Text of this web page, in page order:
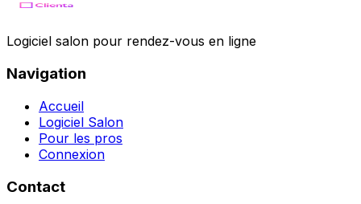
Logiciel salon pour rendez-vous en ligne
Navigation
Accueil
Logiciel Salon
Pour les pros
Connexion
Contact